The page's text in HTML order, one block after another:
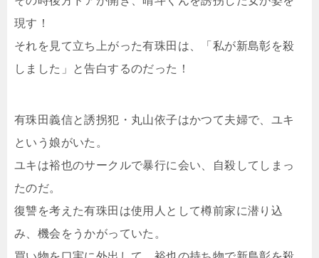
現す！
それを見て立ち上がった有珠田は、「私が新島彰を殺
しました」と告白するのだった！
有珠田義信と誘拐犯・丸山依子はかつて夫婦で、ユキ
という娘がいた。
ユキは裕也のサークルで暴行に会い、自殺してしまっ
たのだ。
復讐を考えた有珠田は使用人として樽前家に潜り込
み、機会をうかがっていた。